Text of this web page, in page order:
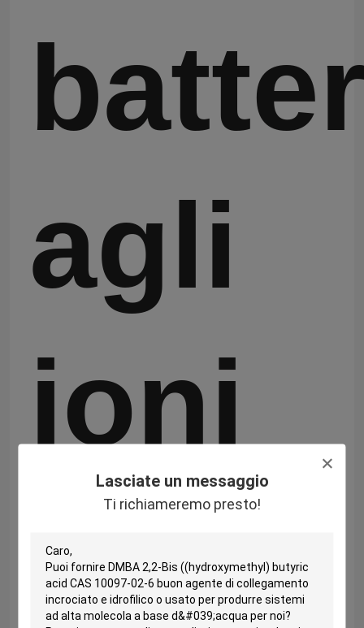
Lasciate un messaggio
Ti richiameremo presto!
agli
ioni
di